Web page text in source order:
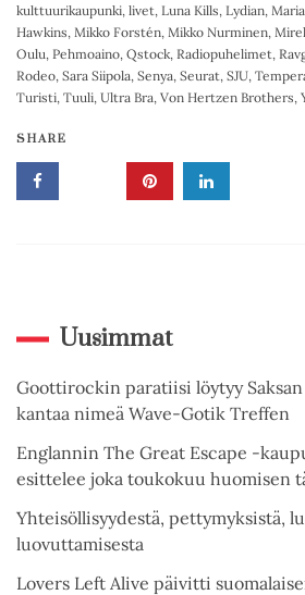
kulttuurikaupunki, livet, Luna Kills, Lydian,
Hawkins, Mikko Forstén, Mikko Nurminen,
Oulu, Pehmoaino, Qstock, Radiopuhelimet,
Rodeo, Sara Siipola, Senya, Seurat, SJU,
Turisti, Tuuli, Ultra Bra, Von Hertzen Brothers,
SHARE
Uusimmat
Goottirockin paratiisi löytyy
kantaa nimeä Wave-Gotik Treffen
Englannin The Great Escape -
esittelee joka toukokuu huomisen
Yhteisöllisyydestä, pettymyksistä,
luovuttamisesta
Lovers Left Alive päivitti